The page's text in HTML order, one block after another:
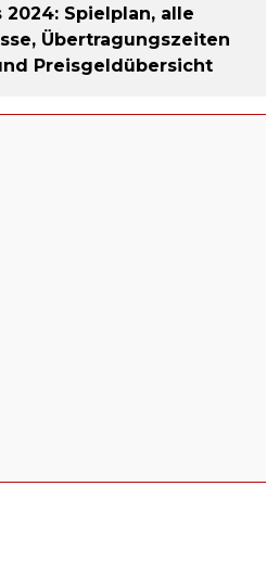
2024: Spielplan, alle
Übertragungszeiten
Preisgeldübersicht